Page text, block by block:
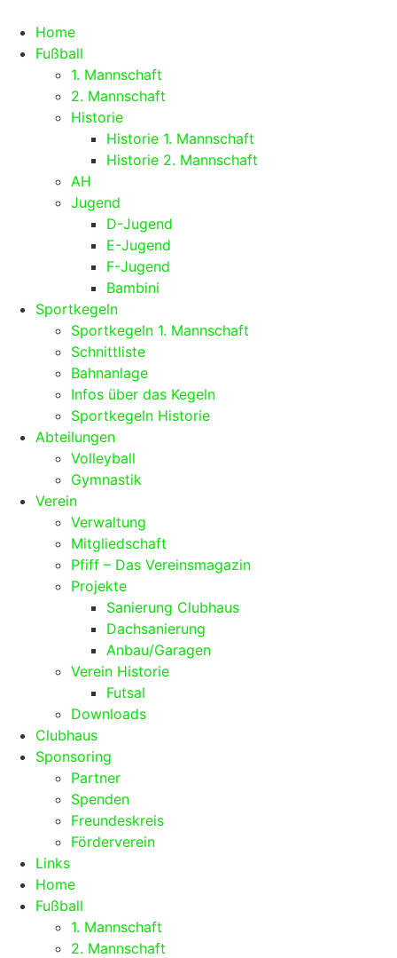
Inhalt
springen
Home
Fußball
1. Mannschaft
2. Mannschaft
Historie
Historie 1. Mannschaft
Historie 2. Mannschaft
AH
Jugend
D-Jugend
E-Jugend
F-Jugend
Bambini
Sportkegeln
Sportkegeln 1. Mannschaft
Schnittliste
Bahnanlage
Infos über das Kegeln
Sportkegeln Historie
Abteilungen
Volleyball
Gymnastik
Verein
Verwaltung
Mitgliedschaft
Pfiff – Das Vereinsmagazin
Projekte
Sanierung Clubhaus
Dachsanierung
Anbau/Garagen
Verein Historie
Futsal
Downloads
Clubhaus
Sponsoring
Partner
Spenden
Freundeskreis
Förderverein
Links
Home
Fußball
1. Mannschaft
2. Mannschaft